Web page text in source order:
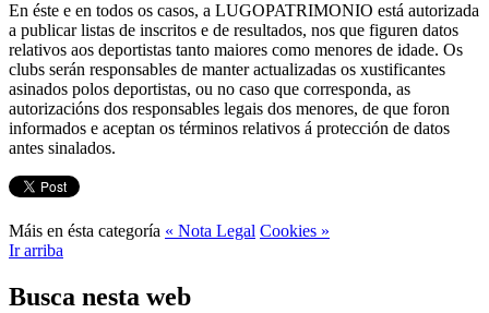
En éste e en todos os casos, a LUGOPATRIMONIO está autorizada
a publicar listas de inscritos e de resultados, nos que figuren datos
relativos aos deportistas tanto maiores como menores de idade. Os
clubs serán responsables de manter actualizadas os xustificantes
asinados polos deportistas, ou no caso que corresponda, as
autorizacións dos responsables legais dos menores, de que foron
informados e aceptan os términos relativos á protección de datos
antes sinalados.
Máis en ésta categoría « Nota Legal Cookies »
Ir arriba
Busca nesta web